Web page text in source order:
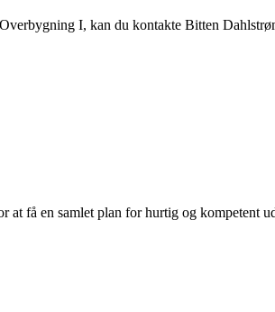
I, kan du kontakte Bitten
få en samlet plan for hurtig og kompetent